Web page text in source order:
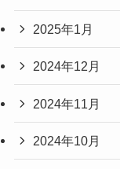
2025年1月
2024年12月
2024年11月
2024年10月